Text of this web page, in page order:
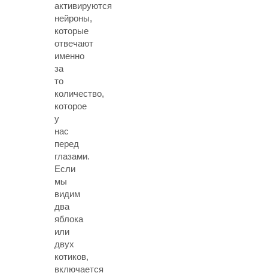
активируются
нейроны,
которые
отвечают
именно
за
то
количество,
которое
у
нас
перед
глазами.
Если
мы
видим
два
яблока
или
двух
котиков,
включается